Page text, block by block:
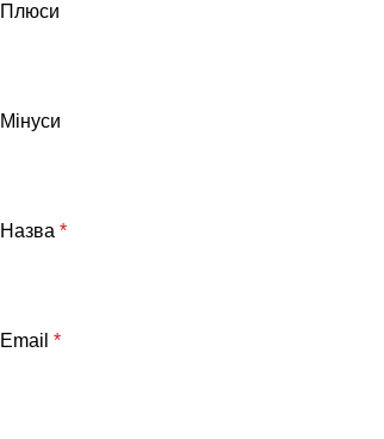
Плюси
Мінуси
Назва *
Email *